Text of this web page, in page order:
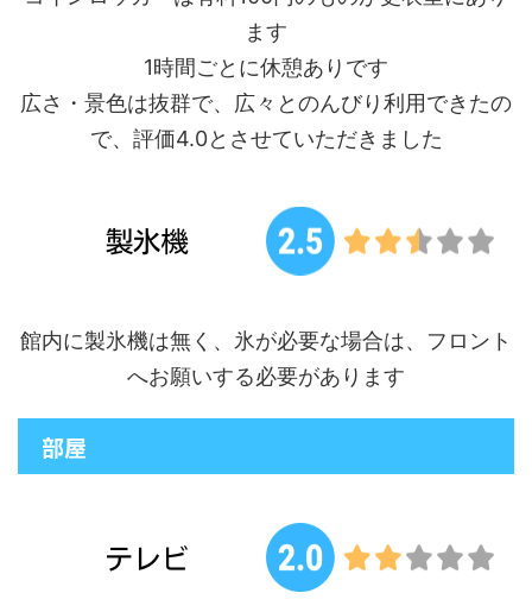
ます
1時間ごとに休憩ありです
広さ・景色は抜群で、広々とのんびり利用できたの
で、評価4.0とさせていただきました
館内に製氷機は無く、氷が必要な場合は、フロント
へお願いする必要があります
部屋